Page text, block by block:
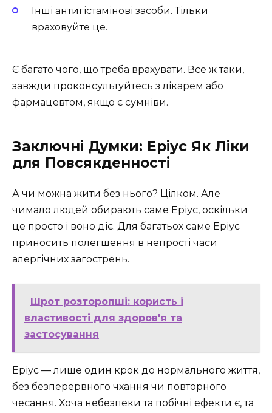
Інші антигістамінові засоби. Тільки
враховуйте це.
Є багато чого, що треба врахувати. Все ж таки,
завжди проконсультуйтесь з лікарем або
фармацевтом, якщо є сумніви.
Заключні Думки: Еріус Як Ліки
для Повсякденності
А чи можна жити без нього? Цілком. Але
чимало людей обирають саме Еріус, оскільки
це просто і воно діє. Для багатьох саме Еріус
приносить полегшення в непрості часи
алергічних загострень.
Шрот розторопші: користь і
властивості для здоров'я та
застосування
Еріус — лише один крок до нормального життя,
без безперервного чхання чи повторного
чесання. Хоча небезпеки та побічні ефекти є, та